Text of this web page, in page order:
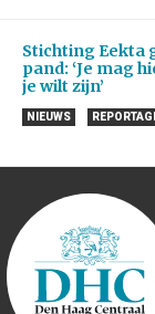
Stichting Eekta
pand: ‘Je mag
je wilt zijn’
NIEUWS